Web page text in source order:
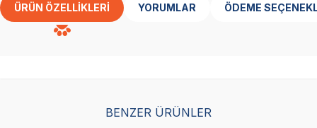
ÜRÜN ÖZELLIKLERI YORUMLAR ÖDEME
BENZER ÜRÜNLER